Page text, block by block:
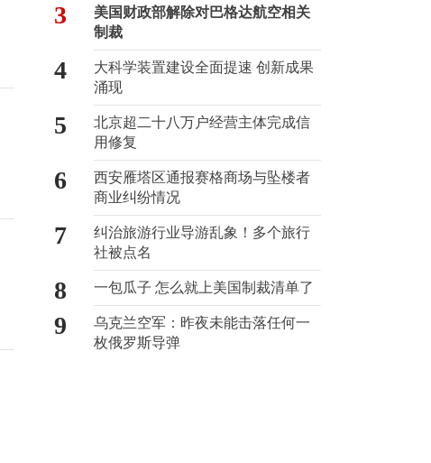
3
美国财政部解除对巴格达航空相关
制裁
4
大科学装置建设全面提速 创新成果
涌现
5
北京超二十八万户经营主体完成信
用修复
6
西安雁塔区通报赛格商场与坠楼者
商业纠纷情况
7
纠治旅游行业导游乱象！多个旅行
社被点名
8 一包瓜子 怎么就上美国制裁清单了
9
乌克兰空军：昨夜未能击落任何一
枚俄罗斯导弹